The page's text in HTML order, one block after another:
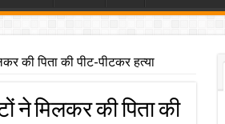
की पिता की पीट-पीटकर हत्या
ने मिलकर की पिता की